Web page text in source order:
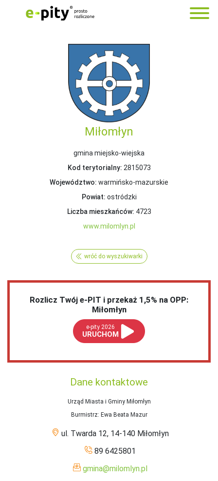
Miłomłyn
gmina miejsko-wiejska
Kod terytorialny: 2815073
Województwo: warmińsko-mazurskie
Powiat: ostródzki
Liczba mieszkańców: 4723
www.milomlyn.pl
wróć do wyszukiwarki
Rozlicz Twój e-PIT i przekaż 1,5% na OPP:
Miłomłyn
e-pity 2026
URUCHOM
Dane kontaktowe
Urząd Miasta i Gminy Miłomłyn
Burmistrz: Ewa Beata Mazur
ul. Twarda 12, 14-140 Miłomłyn
89 6425801
gmina@milomlyn.pl